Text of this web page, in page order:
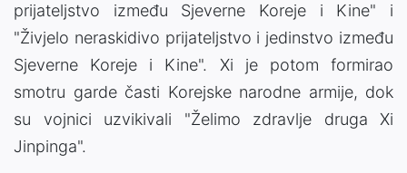
prijateljstvo između Sjeverne Koreje i Kine" i
"Živjelo neraskidivo prijateljstvo i jedinstvo između
Sjeverne Koreje i Kine". Xi je potom formirao
smotru garde časti Korejske narodne armije, dok
su vojnici uzvikivali "Želimo zdravlje druga Xi
Jinpinga".